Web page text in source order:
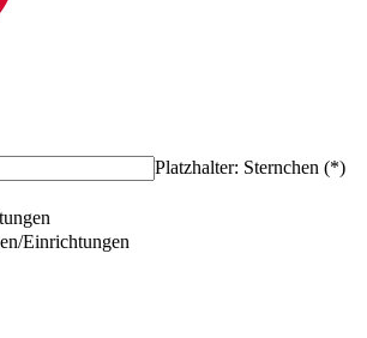
Platzhalter: Sternchen (*)
Einrichtungen